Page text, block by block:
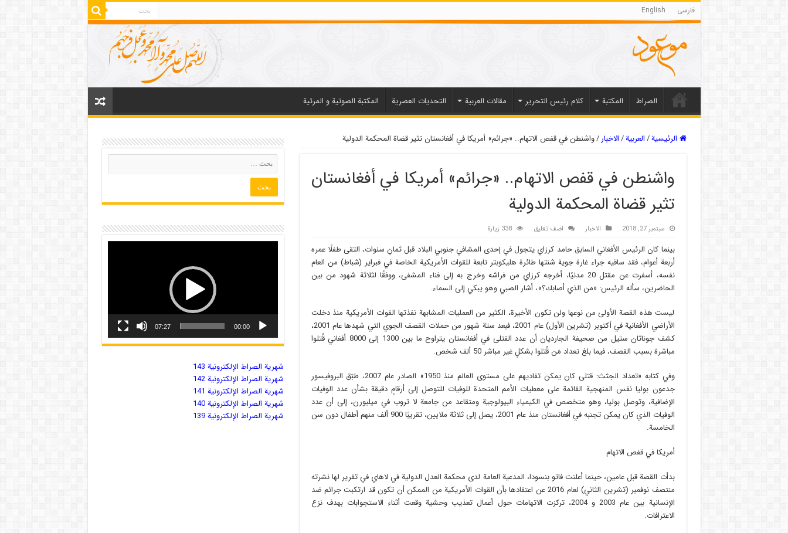
فارسی English
الصراط المکتبة كلام رئيس التحرير مقالات العربیة التحديات العصرية المكتبة الصوتية و المرئية
الرئيسية/العربیة/الاخبار /واشنطن في قفص الاتهام.. «جرائم» أمريكا في أفغانستان تثير قضاة المحكمة الدولية
واشنطن في قفص الاتهام.. «جرائم» أمريكا في أفغانستان
تثير قضاة المحكمة الدولية
سبتمبر 27, 2018 الاخبار اضف تعليق 338 زيارة
بينما كان الرئيس الأفغاني السابق حامد كرزاي يتجول في إحدى المشافي جنوبي البلاد قبل ثمانِ سنوات، التقى طفلًا عمره
أربعة أعوام، فقد ساقيه جراء غارة جوية شنتها طائرة هليكوبتر تابعة للقوات الأمريكية الخاصة في فبراير (شباط) من العام
نفسه، أسفرت عن مقتل 20 مدنيًا، أخرجه كرزاي من فراشه وخرج به إلى فناء المشفى، ووفقًا لثلاثة شهود من بين
الحاضرين، سأله الرئيس: «من الذي أصابك؟»، أشار الصبي وهو يبكي إلى السماء.
ليست هذه القصة الأولى من نوعها ولن تكون الأخيرة، الكثير من العمليات المشابهة نفذتها القوات الأمريكية منذ دخلت
الأراضي الأفغانية في أكتوبر (تشرين الأول) عام 2001، فبعد ستة شهور من حملات القصف الجوي التي شهدها عام 2001،
كشف جوناثان ستيل من صحيفة الجارديان أن عدد القتلى في أفغانستان يتراوح ما بين 1300 إلى 8000 أفغاني قُتلوا
مباشرة بسبب القصف، فيما بلغ تعداد مَن قُتلوا بشكلٍ غير مباشر 50 ألف شخص.
وفي كتابه «تعداد الجثث: قتلى كان يمكن تفاديهم على مستوى العالم منذ 1950» الصادر عام 2007، طبّق البروفيسور
جدعون بوليا نفس المنهجية القائمة على معطيات الأمم المتحدة للوفيات للتوصل إلى أرقامٍ دقيقة بشأن عدد الوفيات
الإضافية، وتوصل بوليا، وهو متخصص في الكيمياء البيولوجية ومتقاعد من جامعة لا تروب في ميلبورن، إلى أن عدد
الوفيات الذي كان يمكن تجنبه في أفغانستان منذ عام 2001، يصل إلى ثلاثة ملايين، تقريبًا 900 ألف منهم أطفال دون سن
الخامسة.
أمريكا في قفص الاتهام
بدأت القصة قبل عامين، حينما أعلنت فاتو بنسودا، المدعية العامة لدى محكمة العدل الدولية في لاهاي في تقرير لها نشرته
منتصف نوفمبر (تشرين الثاني) لعام 2016 عن اعتقادها بأن القوات الأمريكية من الممكن أن تكون قد ارتكبت جرائم ضد
الإنسانية بين عام 2003 و 2004، تركزت الاتهامات حول أعمال تعذيب وحشية وقعت أثناء الاستجوابات بهدف نزع
الاعترافات.
00:00
07:27
شهریة الصراط الإلكترونية 143
شهریة الصراط الإلكترونية 142
شهریة الصراط الإلكترونية 141
شهریة الصراط الإلكترونية 140
شهریة الصراط الإلكترونية 139